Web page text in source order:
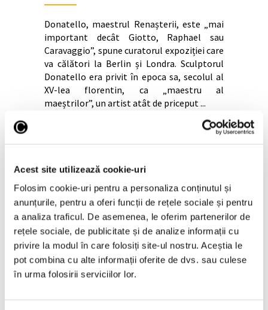
Acest site utilizează cookie-uri
Folosim cookie-uri pentru a personaliza conținutul și
anunțurile, pentru a oferi funcții de rețele sociale și pentru
a analiza traficul. De asemenea, le oferim partenerilor de
rețele sociale, de publicitate și de analize informații cu
privire la modul în care folosiți site-ul nostru. Aceștia le
pot combina cu alte informații oferite de dvs. sau culese
în urma folosirii serviciilor lor.
Donatello, maestrul Renașterii, este „mai
important decât Giotto, Raphael sau
Caravaggio”, spune curatorul expoziției care
va călători la Berlin și Londra. Sculptorul
Donatello era privit în epoca sa, secolul al
XV-lea florentin, ca „maestru al
maeștrilor”, un artist atât de priceput
Articole recente
Operele lui Pollock și
Rothko contribuie la
elucidarea unui mister
științific vechi de zeci de
6 August 2026